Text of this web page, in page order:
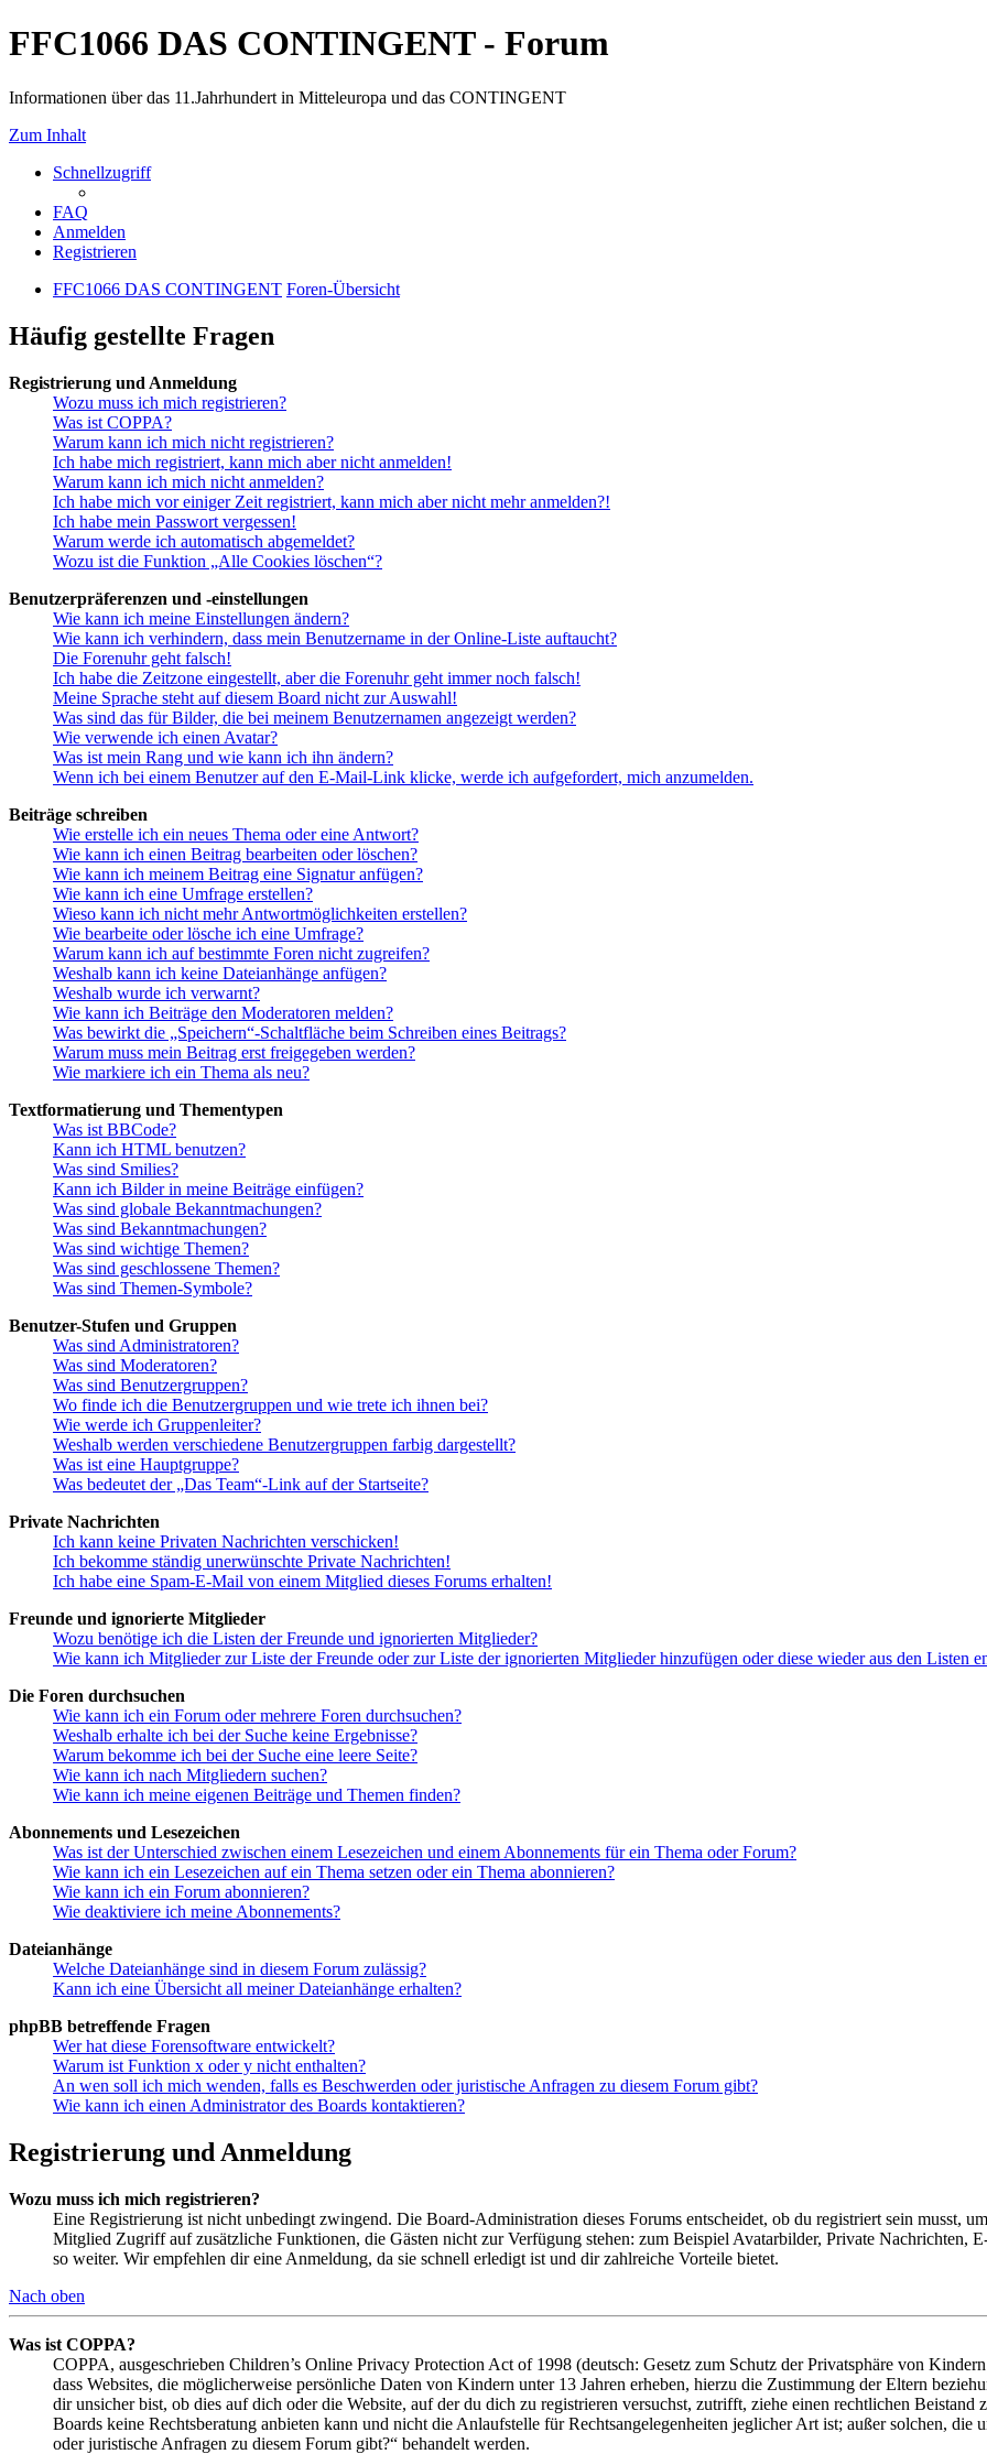
FFC1066 DAS CONTINGENT - Forum
Informationen über das 11.Jahrhundert in Mitteleuropa und das CONTINGENT
Zum Inhalt
Schnellzugriff
FAQ
Anmelden
Registrieren
FFC1066 DAS CONTINGENT Foren-Übersicht
Häufig gestellte Fragen
Registrierung und Anmeldung
Wozu muss ich mich registrieren?
Was ist COPPA?
Warum kann ich mich nicht registrieren?
Ich habe mich registriert, kann mich aber nicht anmelden!
Warum kann ich mich nicht anmelden?
Ich habe mich vor einiger Zeit registriert, kann mich aber nicht mehr anmelden?!
Ich habe mein Passwort vergessen!
Warum werde ich automatisch abgemeldet?
Wozu ist die Funktion „Alle Cookies löschen“?
Benutzerpräferenzen und -einstellungen
Wie kann ich meine Einstellungen ändern?
Wie kann ich verhindern, dass mein Benutzername in der Online-Liste auftaucht?
Die Forenuhr geht falsch!
Ich habe die Zeitzone eingestellt, aber die Forenuhr geht immer noch falsch!
Meine Sprache steht auf diesem Board nicht zur Auswahl!
Was sind das für Bilder, die bei meinem Benutzernamen angezeigt werden?
Wie verwende ich einen Avatar?
Was ist mein Rang und wie kann ich ihn ändern?
Wenn ich bei einem Benutzer auf den E-Mail-Link klicke, werde ich aufgefordert, mich anzumelden.
Beiträge schreiben
Wie erstelle ich ein neues Thema oder eine Antwort?
Wie kann ich einen Beitrag bearbeiten oder löschen?
Wie kann ich meinem Beitrag eine Signatur anfügen?
Wie kann ich eine Umfrage erstellen?
Wieso kann ich nicht mehr Antwortmöglichkeiten erstellen?
Wie bearbeite oder lösche ich eine Umfrage?
Warum kann ich auf bestimmte Foren nicht zugreifen?
Weshalb kann ich keine Dateianhänge anfügen?
Weshalb wurde ich verwarnt?
Wie kann ich Beiträge den Moderatoren melden?
Was bewirkt die „Speichern“-Schaltfläche beim Schreiben eines Beitrags?
Warum muss mein Beitrag erst freigegeben werden?
Wie markiere ich ein Thema als neu?
Textformatierung und Thementypen
Was ist BBCode?
Kann ich HTML benutzen?
Was sind Smilies?
Kann ich Bilder in meine Beiträge einfügen?
Was sind globale Bekanntmachungen?
Was sind Bekanntmachungen?
Was sind wichtige Themen?
Was sind geschlossene Themen?
Was sind Themen-Symbole?
Benutzer-Stufen und Gruppen
Was sind Administratoren?
Was sind Moderatoren?
Was sind Benutzergruppen?
Wo finde ich die Benutzergruppen und wie trete ich ihnen bei?
Wie werde ich Gruppenleiter?
Weshalb werden verschiedene Benutzergruppen farbig dargestellt?
Was ist eine Hauptgruppe?
Was bedeutet der „Das Team“-Link auf der Startseite?
Private Nachrichten
Ich kann keine Privaten Nachrichten verschicken!
Ich bekomme ständig unerwünschte Private Nachrichten!
Ich habe eine Spam-E-Mail von einem Mitglied dieses Forums erhalten!
Freunde und ignorierte Mitglieder
Wozu benötige ich die Listen der Freunde und ignorierten Mitglieder?
Wie kann ich Mitglieder zur Liste der Freunde oder zur Liste der ignorierten Mitglieder hinzufügen oder diese wieder aus den Listen
Die Foren durchsuchen
Wie kann ich ein Forum oder mehrere Foren durchsuchen?
Weshalb erhalte ich bei der Suche keine Ergebnisse?
Warum bekomme ich bei der Suche eine leere Seite?
Wie kann ich nach Mitgliedern suchen?
Wie kann ich meine eigenen Beiträge und Themen finden?
Abonnements und Lesezeichen
Was ist der Unterschied zwischen einem Lesezeichen und einem Abonnements für ein Thema oder Forum?
Wie kann ich ein Lesezeichen auf ein Thema setzen oder ein Thema abonnieren?
Wie kann ich ein Forum abonnieren?
Wie deaktiviere ich meine Abonnements?
Dateianhänge
Welche Dateianhänge sind in diesem Forum zulässig?
Kann ich eine Übersicht all meiner Dateianhänge erhalten?
phpBB betreffende Fragen
Wer hat diese Forensoftware entwickelt?
Warum ist Funktion x oder y nicht enthalten?
An wen soll ich mich wenden, falls es Beschwerden oder juristische Anfragen zu diesem Forum gibt?
Wie kann ich einen Administrator des Boards kontaktieren?
Registrierung und Anmeldung
Wozu muss ich mich registrieren?
Eine Registrierung ist nicht unbedingt zwingend. Die Board-Administration dieses Forums entscheidet, ob du registriert sein musst,
Mitglied Zugriff auf zusätzliche Funktionen, die Gästen nicht zur Verfügung stehen: zum Beispiel Avatarbilder, Private Nachrichten,
so weiter. Wir empfehlen dir eine Anmeldung, da sie schnell erledigt ist und dir zahlreiche Vorteile bietet.
Nach oben
Was ist COPPA?
COPPA, ausgeschrieben Children’s Online Privacy Protection Act of 1998 (deutsch: Gesetz zum Schutz der Privatsphäre von
dass Websites, die möglicherweise persönliche Daten von Kindern unter 13 Jahren erheben, hierzu die Zustimmung der Eltern
dir unsicher bist, ob dies auf dich oder die Website, auf der du dich zu registrieren versuchst, zutrifft, ziehe einen rechtlichen
Boards keine Rechtsberatung anbieten kann und nicht die Anlaufstelle für Rechtsangelegenheiten jeglicher Art ist; außer solchen,
oder juristische Anfragen zu diesem Forum gibt?“ behandelt werden.